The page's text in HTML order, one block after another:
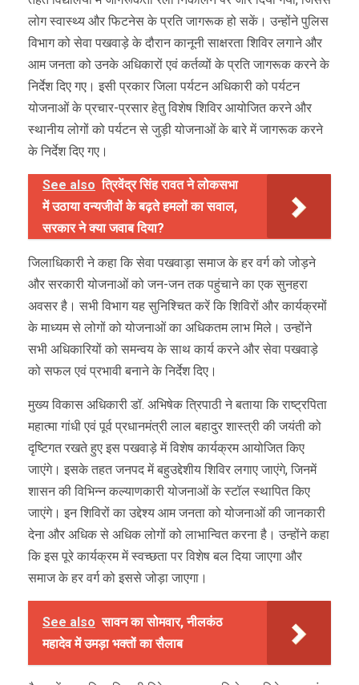
लोग स्वास्थ्य और फिटनेस के प्रति जागरूक हो सकें। उन्होंने पुलिस
विभाग को सेवा पखवाड़े के दौरान कानूनी साक्षरता शिविर लगाने और
आम जनता को उनके अधिकारों एवं कर्तव्यों के प्रति जागरूक करने के
निर्देश दिए गए। इसी प्रकार जिला पर्यटन अधिकारी को पर्यटन
योजनाओं के प्रचार-प्रसार हेतु विशेष शिविर आयोजित करने और
स्थानीय लोगों को पर्यटन से जुड़ी योजनाओं के बारे में जागरूक करने
के निर्देश दिए गए।
See also त्रिवेंद्र सिंह रावत ने लोकसभा
में उठाया वन्यजीवों के बढ़ते हमलों का सवाल,
सरकार ने क्या जवाब दिया?
जिलाधिकारी ने कहा कि सेवा पखवाड़ा समाज के हर वर्ग को जोड़ने
और सरकारी योजनाओं को जन-जन तक पहुंचाने का एक सुनहरा
अवसर है। सभी विभाग यह सुनिश्चित करें कि शिविरों और कार्यक्रमों
के माध्यम से लोगों को योजनाओं का अधिकतम लाभ मिले। उन्होंने
सभी अधिकारियों को समन्वय के साथ कार्य करने और सेवा पखवाड़े
को सफल एवं प्रभावी बनाने के निर्देश दिए।
मुख्य विकास अधिकारी डॉ. अभिषेक त्रिपाठी ने बताया कि राष्ट्रपिता
महात्मा गांधी एवं पूर्व प्रधानमंत्री लाल बहादुर शास्त्री की जयंती को
दृष्टिगत रखते हुए इस पखवाड़े में विशेष कार्यक्रम आयोजित किए
जाएंगे। इसके तहत जनपद में बहुउद्देशीय शिविर लगाए जाएंगे, जिनमें
शासन की विभिन्न कल्याणकारी योजनाओं के स्टॉल स्थापित किए
जाएंगे। इन शिविरों का उद्देश्य आम जनता को योजनाओं की जानकारी
देना और अधिक से अधिक लोगों को लाभान्वित करना है। उन्होंने कहा
कि इस पूरे कार्यक्रम में स्वच्छता पर विशेष बल दिया जाएगा और
समाज के हर वर्ग को इससे जोड़ा जाएगा।
See also सावन का सोमवार, नीलकंठ
महादेव में उमड़ा भक्तों का सैलाब